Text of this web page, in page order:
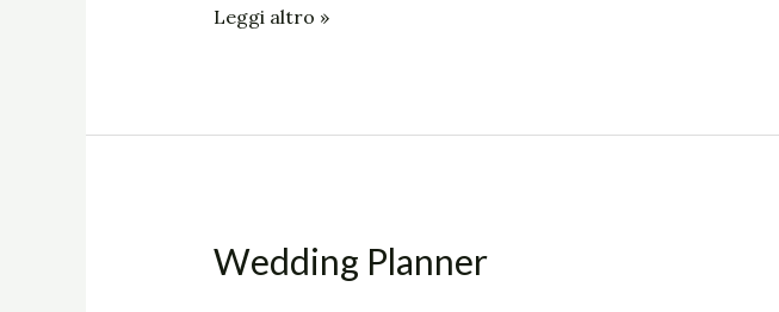
Leggi altro »
Wedding Planner
Wedding
Planner